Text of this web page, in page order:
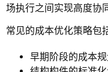
场执行之间实现高度协
常见的成本优化策略包
早期阶段的成本